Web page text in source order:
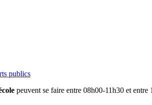
publics
peuvent se faire entre 08h00-11h30 et entre